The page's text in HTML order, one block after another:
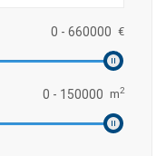
€
m2